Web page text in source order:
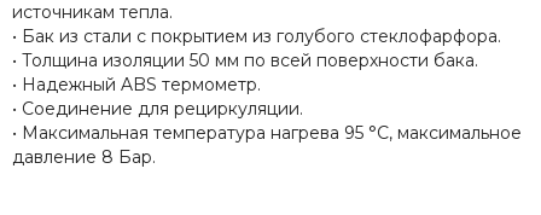
источникам тепла.
• Бак из стали с покрытием из голубого стеклофарфора.
• Толщина изоляции 50 мм по всей поверхности бака.
• Надежный ABS термометр.
• Соединение для рециркуляции.
• Максимальная температура нагрева 95 °С, максимальное
давление 8 Бар.